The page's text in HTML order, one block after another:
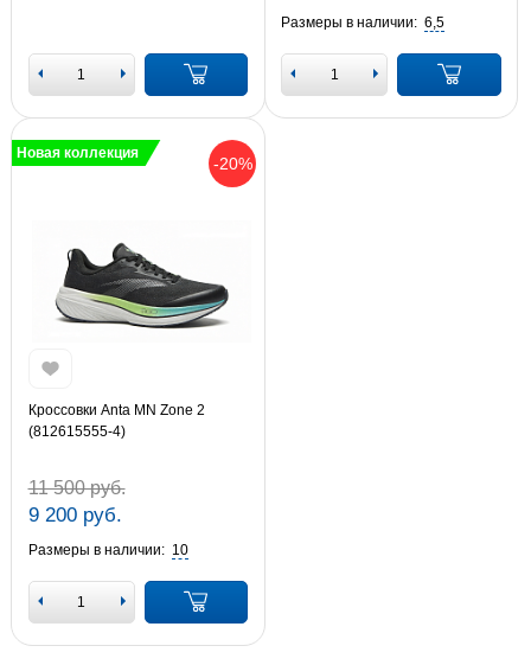
Размеры в наличии: 6,5
-20%
Новая коллекция
Кроссовки Anta MN Zone 2
(812615555-4)
11 500 руб.
9 200 руб.
Размеры в наличии: 10